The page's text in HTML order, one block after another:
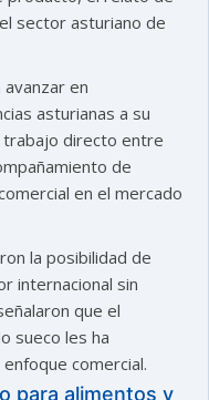
sector asturiano de
en
asturianas a su
trabajo directo entre
de
en el mercado
la posibilidad de
internacional sin
que el
sueco les ha
comercial.
para alimentos y